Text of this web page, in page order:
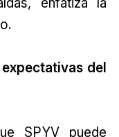
del
SPYV puede